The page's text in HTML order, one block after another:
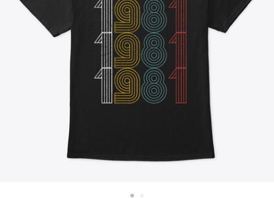
Verkoop overal
Verkoop alles
Poster - 24" x 36"
US$ 23,99
Unisex Premium Pullover Hoodie
US$ 44,99
Triblend Tee
US$ 25,99
Comfort Tee